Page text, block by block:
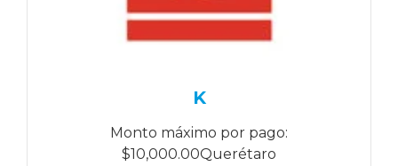
K
Monto máximo por pago:
$10,000.00Querétaro